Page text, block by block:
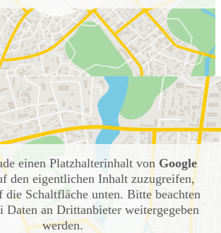
einen Platzhalterinhalt von Google
den eigentlichen Inhalt zuzugreifen,
die Schaltfläche unten. Bitte beachten
Daten an Drittanbieter weitergegeben
werden.